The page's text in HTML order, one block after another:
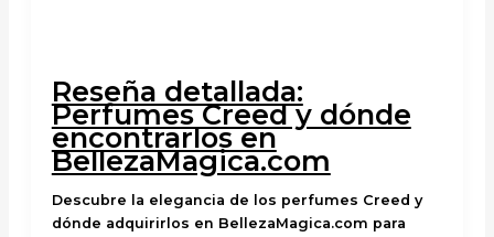
Reseña detallada:
Perfumes Creed y dónde
encontrarlos en
BellezaMagica.com
Descubre la elegancia de los perfumes Creed y
dónde adquirirlos en BellezaMagica.com para